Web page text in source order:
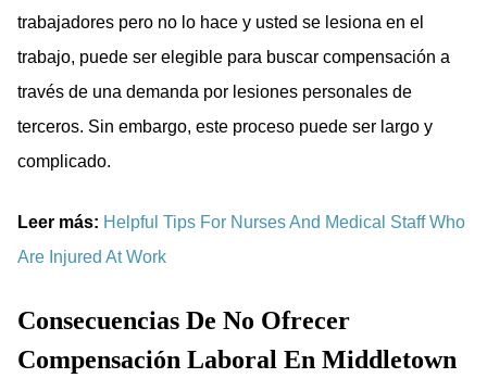
trabajadores pero no lo hace y usted se lesiona en el
trabajo, puede ser elegible para buscar compensación a
través de una demanda por lesiones personales de
terceros. Sin embargo, este proceso puede ser largo y
complicado.
Leer más: Helpful Tips For Nurses And Medical Staff Who
Are Injured At Work
Consecuencias De No Ofrecer
Compensación Laboral En Middletown